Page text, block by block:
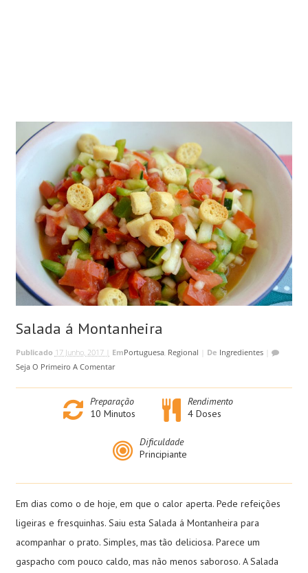
Salada á Montanheira
Publicado 17 Junho, 2017 | EmPortuguesa, Regional De Ingredientes|
Seja O Primeiro A Comentar
Preparação
10 Minutos
Rendimento
4 Doses
Dificuldade
Principiante
Em dias como o de hoje, em que o calor aperta. Pede refeições
ligeiras e fresquinhas. Saiu esta Salada á Montanheira para
acompanhar o prato. Simples, mas tão deliciosa. Parece um
gaspacho com pouco caldo, mas não menos saboroso. A Salada